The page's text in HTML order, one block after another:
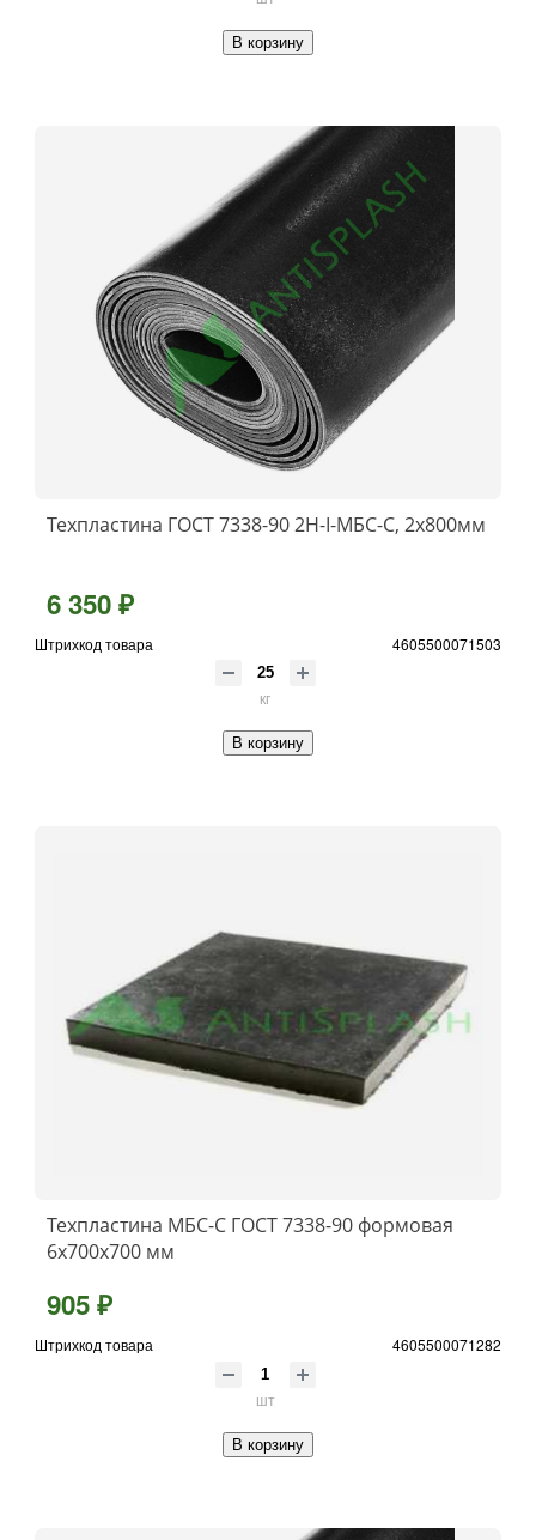
В корзину
Техпластина ГОСТ 7338-90 2Н-I-МБС-С, 2x800мм
6 350 ₽
Штрихкод товара 4605500071503
кг
В корзину
Техпластина МБС-C ГОСТ 7338-90 формовая
6x700х700 мм
905 ₽
Штрихкод товара 4605500071282
шт
В корзину